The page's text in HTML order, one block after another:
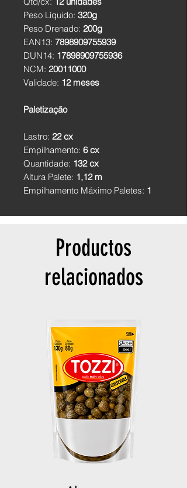
Peso Líquido: 320g
Peso Drenado: 200g
EAN13: 7898909755939
DUN14: 17898909755936
NCM: 20011000
Validade: 12 meses
Paletização
Lastro: 22 cx
Empilhamento: 6 cx
Quantidade: 132 cx
Altura Palete: 1,12 m
Empilhamento Máximo Paletes: 1
Productos
relacionados